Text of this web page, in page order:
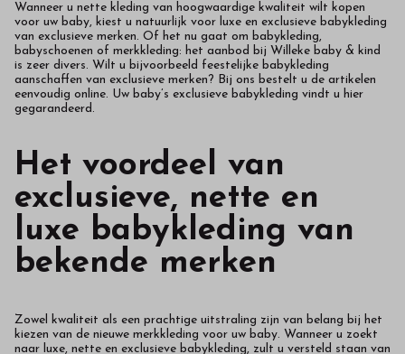
Wanneer u nette kleding van hoogwaardige kwaliteit wilt kopen
voor uw baby, kiest u natuurlijk voor luxe en exclusieve babykleding
van exclusieve merken. Of het nu gaat om babykleding,
babyschoenen of merkkleding: het aanbod bij Willeke baby & kind
is zeer divers. Wilt u bijvoorbeeld feestelijke babykleding
aanschaffen van exclusieve merken? Bij ons bestelt u de artikelen
eenvoudig online. Uw baby’s exclusieve babykleding vindt u hier
gegarandeerd.
Het voordeel van
exclusieve, nette en
luxe babykleding van
bekende merken
Zowel kwaliteit als een prachtige uitstraling zijn van belang bij het
kiezen van de nieuwe merkkleding voor uw baby. Wanneer u zoekt
naar luxe, nette en exclusieve babykleding, zult u versteld staan van